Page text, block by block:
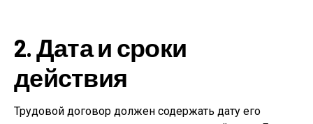
2. Дата и сроки
действия
Трудовой договор должен содержать дату его